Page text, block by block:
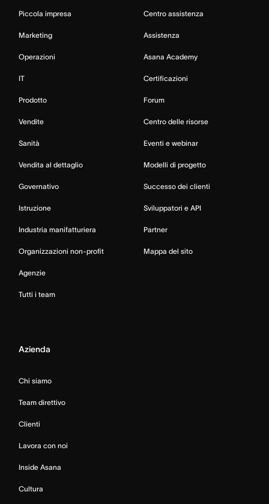
Piccola impresa
Marketing
Operazioni
IT
Prodotto
Vendite
Sanità
Vendita al dettaglio
Governativo
Istruzione
Industria manifatturiera
Organizzazioni non-profit
Agenzie
Tutti i team
Centro assistenza
Assistenza
Asana Academy
Certificazioni
Forum
Centro delle risorse
Eventi e webinar
Modelli di progetto
Successo dei clienti
Sviluppatori e API
Partner
Mappa del sito
Azienda
Chi siamo
Team direttivo
Clienti
Lavora con noi
Inside Asana
Cultura